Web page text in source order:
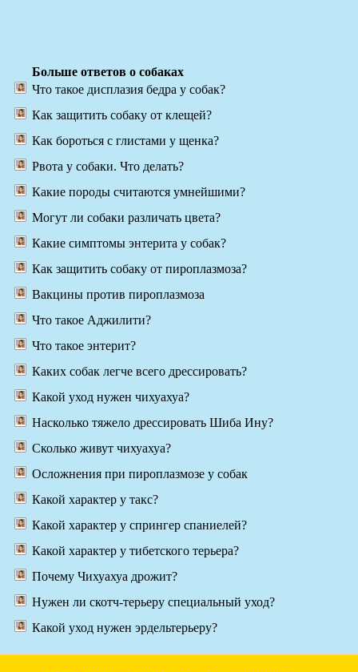
Больше ответов о собаках
Что такое дисплазия бедра у собак?
Как защитить собаку от клещей?
Как бороться с глистами у щенка?
Рвота у собаки. Что делать?
Какие породы считаются умнейшими?
Могут ли собаки различать цвета?
Какие симптомы энтерита у собак?
Как защитить собаку от пироплазмоза?
Вакцины против пироплазмоза
Что такое Аджилити?
Что такое энтерит?
Каких собак легче всего дрессировать?
Какой уход нужен чихуахуа?
Насколько тяжело дрессировать Шиба Ину?
Сколько живут чихуахуа?
Осложнения при пироплазмозе у собак
Какой характер у такс?
Какой характер у спрингер спаниелей?
Какой характер у тибетского терьера?
Почему Чихуахуа дрожит?
Нужен ли скотч-терьеру специальный уход?
Какой уход нужен эрдельтерьеру?